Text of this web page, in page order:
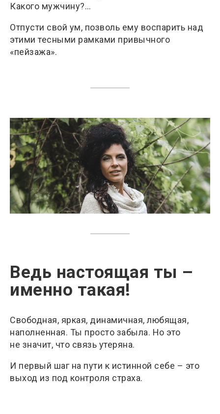
Какого мужчину?…
Отпусти свой ум, позволь ему воспарить над
этими тесными рамками привычного
«пейзажа».
Ведь настоящая ты –
именно такая!
Свободная, яркая, динамичная, любящая,
наполненная. Ты просто забыла. Но это
не значит, что связь утеряна.
И первый шаг на пути к истинной себе – это
выход из под контроля страха.